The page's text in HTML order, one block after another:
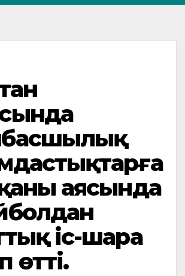
аясында
іс-шара
өтті.